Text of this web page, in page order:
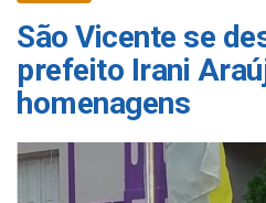
São Vicente se
prefeito Irani
homenagens